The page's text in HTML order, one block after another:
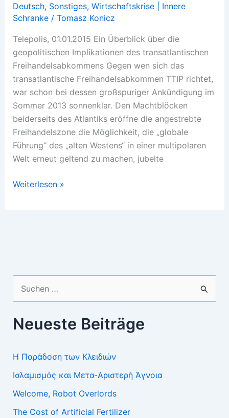
Deutsch, Sonstiges, Wirtschaftskrise | Innere
Schranke/ Tomasz Konicz
Telepolis, 01.01.2015 Ein Überblick über die
geopolitischen Implikationen des transatlantischen
Freihandelsabkommens Gegen wen sich das
transatlantische Freihandelsabkommen TTIP richtet,
war schon bei dessen großspuriger Ankündigung im
Sommer 2013 sonnenklar. Den Machtblöcken
beiderseits des Atlantiks eröffne die angestrebte
Freihandelszone die Möglichkeit, die „globale
Führung“ des „alten Westens“ in einer multipolaren
Welt erneut geltend zu machen, jubelte
Mit
Weiterlesen »
nach:
Neueste Beiträge
Η Παράδοση των Κλειδιών
Ισλαμισμός και Μετα-Αριστερή Άγνοια
Welcome, Robot Overlords
The Cost of Artificial Fertilizer